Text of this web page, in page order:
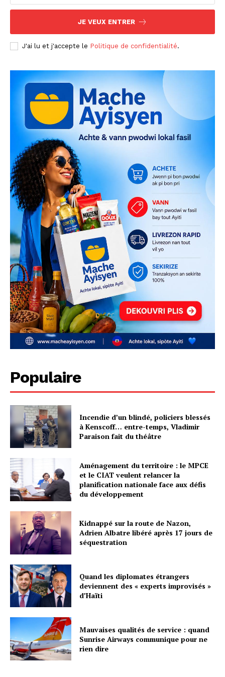
JE VEUX ENTRER
J'ai lu et j'accepte le Politique de confidentialité.
Populaire
Incendie d’un blindé, policiers blessés
à Kenscoff… entre-temps, Vladimir
Paraison fait du théâtre
Aménagement du territoire : le MPCE
et le CIAT veulent relancer la
planification nationale face aux défis
du développement
Kidnappé sur la route de Nazon,
Adrien Albatre libéré après 17 jours de
séquestration
Quand les diplomates étrangers
deviennent des « experts improvisés »
d’Haïti
Mauvaises qualités de service : quand
Sunrise Airways communique pour ne
rien dire